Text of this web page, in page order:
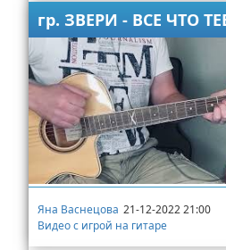
гр. ЗВЕРИ - ВСЕ ЧТО
Яна Васнецова 21-12-2022 21:00
Видео с игрой на гитаре